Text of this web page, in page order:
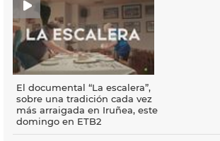
El documental “La escalera”,
sobre una tradición cada vez
más arraigada en Iruñea, este
domingo en ETB2